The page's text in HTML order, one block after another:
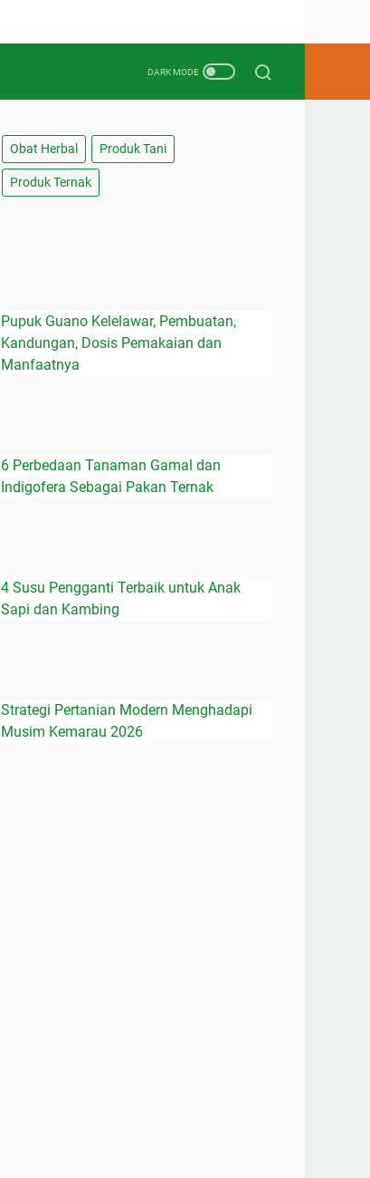
Obat Herbal Produk Tani
Produk Ternak
Pupuk Guano Kelelawar, Pembuatan,
Kandungan, Dosis Pemakaian dan
Manfaatnya
6 Perbedaan Tanaman Gamal dan
Indigofera Sebagai Pakan Ternak
4 Susu Pengganti Terbaik untuk Anak
Sapi dan Kambing
Strategi Pertanian Modern Menghadapi
Musim Kemarau 2026